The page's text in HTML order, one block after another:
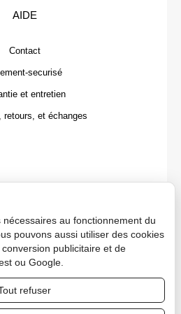
AIDE
Contact
securisé
et entretien
retours, et échanges
© 2026 CAPDECO.
au fonctionnement du
pouvons aussi utiliser des cookies
publicitaire et de
ou Google.
refuser